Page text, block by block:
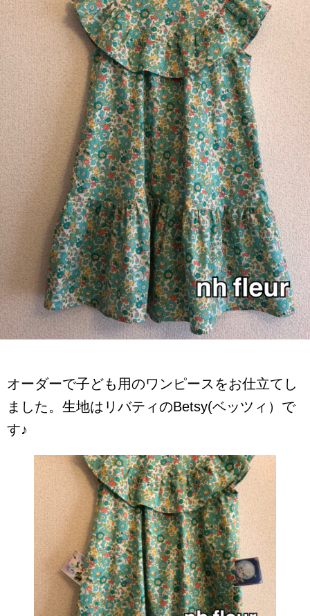
オーダーで子ども用のワンピースをお仕立てし
ました。生地はリバティのBetsy(ベッツィ）で
す♪